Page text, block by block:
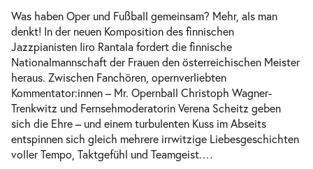
22.01.2027
Fr. 22.01.2027
17:30–19:30 Uhr
Tickets
Perfect Match-
Sa.
06.02.2027
Sa. 06.02.2027
19:30–21:30 Uhr
Tickets
Was haben Oper und Fußball gemeinsam? Mehr, als man
denkt! In der neuen Komposition des finnischen
Jazzpianisten Iiro Rantala fordert die finnische
Nationalmannschaft der Frauen den österreichischen Meister
heraus. Zwischen Fanchören, opernverliebten
Kommentator:innen – Mr. Opernball Christoph Wagner-
Trenkwitz und Fernsehmoderatorin Verena Scheitz geben
sich die Ehre – und einem turbulenten Kuss im Abseits
entspinnen sich gleich mehrere irrwitzige Liebesgeschichten
voller Tempo, Taktgefühl und Teamgeist.…